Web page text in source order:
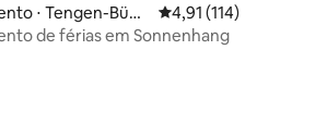
de 5, 160 avaliações
⋅ Tengen-Büßli
4,91 de uma avaliação
4,91 (114)
de férias em Sonnenhang